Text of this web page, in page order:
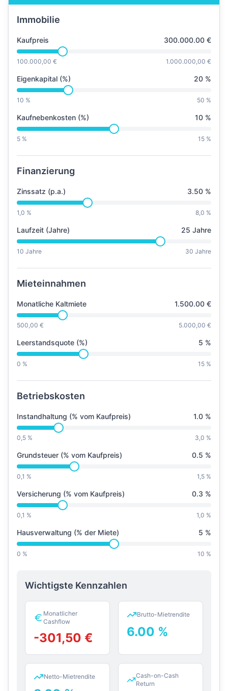
Immobilie
Kaufpreis 300.000.00 €
100.000,00 € 1.000.000,00 €
Eigenkapital (%) 20 %
10 % 50 %
Kaufnebenkosten (%) 10 %
5 % 15 %
Finanzierung
Zinssatz (p.a.) 3.50 %
1,0 % 8,0 %
Laufzeit (Jahre) 25 Jahre
10 Jahre 30 Jahre
Mieteinnahmen
Monatliche Kaltmiete 1.500.00 €
500,00 € 5.000,00 €
Leerstandsquote (%) 5 %
0 % 15 %
Betriebskosten
Instandhaltung (% vom Kaufpreis) 1.0 %
0,5 % 3,0 %
Grundsteuer (% vom Kaufpreis) 0.5 %
0,1 % 1,5 %
Versicherung (% vom Kaufpreis) 0.3 %
0,1 % 1,0 %
Hausverwaltung (% der Miete) 5 %
0 % 10 %
Wichtigste Kennzahlen
Monatlicher
Cashflow
-301,50 €
Brutto-Mietrendite
6.00 %
Netto-Mietrendite
Cash-on-Cash
Return